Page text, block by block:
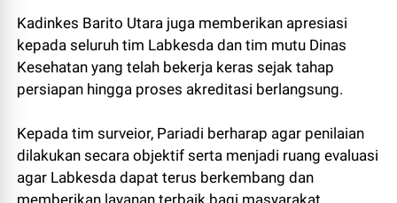
Kadinkes Barito Utara juga memberikan apresiasi
kepada seluruh tim Labkesda dan tim mutu Dinas
Kesehatan yang telah bekerja keras sejak tahap
persiapan hingga proses akreditasi berlangsung.
Kepada tim surveior, Pariadi berharap agar penilaian
dilakukan secara objektif serta menjadi ruang evaluasi
agar Labkesda dapat terus berkembang dan
memberikan layanan terbaik bagi masyarakat.